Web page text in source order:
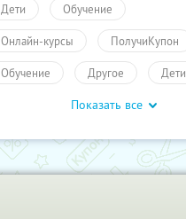
Дети Обучение
Онлайн-курсы ПолучиКупон
Обучение Другое Дети
Показать все